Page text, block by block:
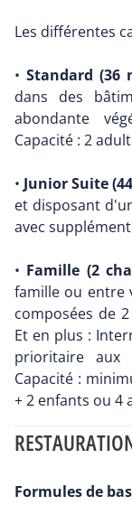
Les différentes
•Standard (36
dans des
abondante
Capacité : 2
• Junior Suite
et disposant
avec
• Famille (2
famille ou entre
composées de
Et en plus :
prioritaire aux
Capacité :
+ 2 enfants ou 4
Formules de